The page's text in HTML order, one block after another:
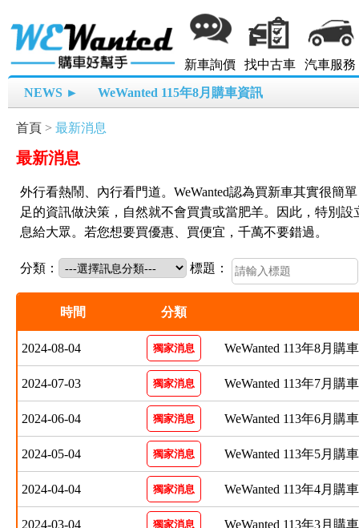
新車詢價 找中古車 汽車服務
NEWS ► WeWanted 115年8月購車資訊
首頁 > 最新消息
最新消息
外行看熱鬧、內行看門道。WeWanted認為買新車其實很簡
足的資訊做決策，自然就不會買貴或當肥羊。因此，特別
息給大眾。若您想要買優惠、買便宜，千萬不要錯過。
分類： 標題：
時間 分類
2024-08-04 獨家消息 WeWanted 113年8月購
2024-07-03 獨家消息 WeWanted 113年7月購
2024-06-04 獨家消息 WeWanted 113年6月購
2024-05-04 獨家消息 WeWanted 113年5月購
2024-04-04 獨家消息 WeWanted 113年4月購
2024-03-04 獨家消息 WeWanted 113年3月購